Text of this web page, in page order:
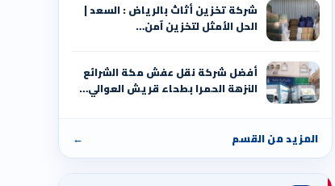
شركة تخزين أثاث بالرياض : السعد |
الحل الأمثل لتخزين آمن…
أفضل شركة نقل عفش مكة الشرائع
النزهة الحمرا بطحاء قريش العوالي…
المزيد من القسم ←